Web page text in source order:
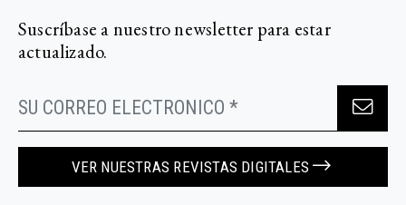
Suscríbase a nuestro newsletter para estar
actualizado.
VER NUESTRAS REVISTAS DIGITALES